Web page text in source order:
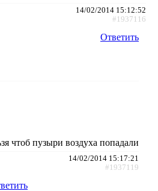
14/02/2014 15:12:52
#1937116
Ответить
чтоб пузыри воздуха попадали
14/02/2014 15:17:21
#1937119